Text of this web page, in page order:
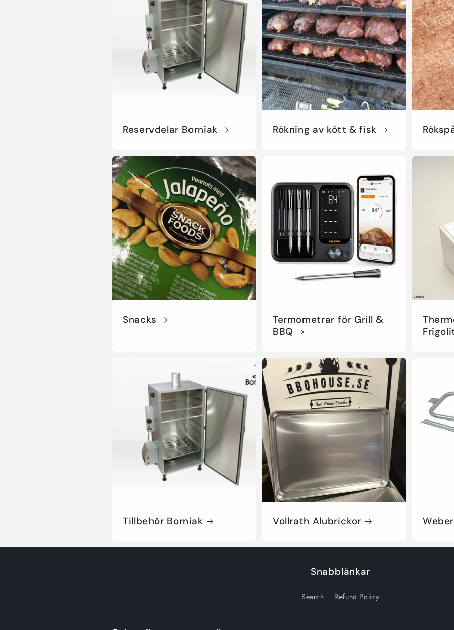
Reservdelar Borniak Rökning av kött & fisk
Snacks
Termometrar för Grill &
BBQ
Tillbehör Borniak Vollrath Alubrickor
Snabblänkar
Search Refund Policy